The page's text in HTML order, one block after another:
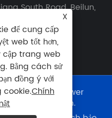
South Road, Beilun,
Marshine Power
Tất cả các quyền.
X
để cung cấp
web tốt hơn,
trang web
Bằng cách sử
đồng ý với
cookie.Chính